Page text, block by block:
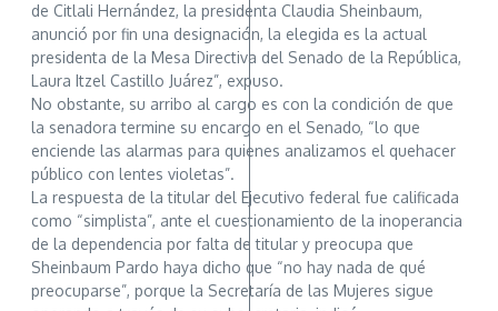
de Citlali Hernández, la presidenta Claudia Sheinbaum,
anunció por fin una designación, la elegida es la actual
presidenta de la Mesa Directiva del Senado de la República,
Laura Itzel Castillo Juárez”, expuso.
No obstante, su arribo al cargo es con la condición de que
la senadora termine su encargo en el Senado, “lo que
enciende las alarmas para quienes analizamos el quehacer
público con lentes violetas”.
La respuesta de la titular del Ejecutivo federal fue calificada
como “simplista”, ante el cuestionamiento de la inoperancia
de la dependencia por falta de titular y preocupa que
Sheinbaum Pardo haya dicho que “no hay nada de qué
preocuparse”, porque la Secretaría de las Mujeres sigue